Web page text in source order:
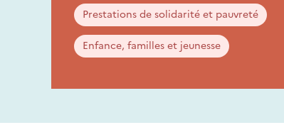
Prestations de solidarité et pauvreté
Enfance, familles et jeunesse